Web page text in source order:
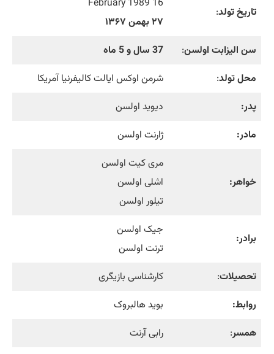
تاریخ تولد:
16 February 1989
۲۷ بهمن ۱۳۶۷
سن الیزابت اولسن:
37 سال و 5 ماه
محل تولد:
شرمن اوکس ایالت کالیفرنیا آمریکا
پدر:
دیوید اولسن
مادر:
ژارنت اولسن
خواهر:
مری کیت اولسن
اشلی اولسن
تیلور اولسن
برادر:
جیک اولسن
ترنت اولسن
تحصیلات:
کارشناسی بازیگری
روابط:
بوید هالبروک
همسر:
رابی آرنت